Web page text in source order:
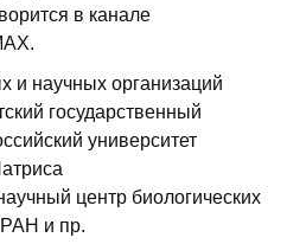
в канале
и научных организаций
государственный
университет
центр биологических
РАН и пр.